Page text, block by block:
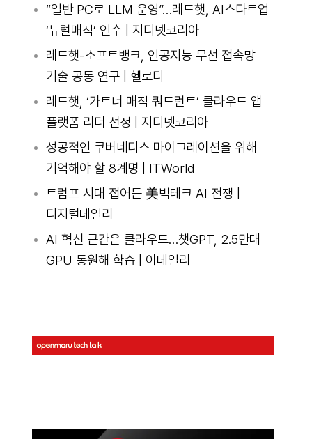
“일반 PC로 LLM 운영”…레드햇, AI스타트업
‘뉴럴매직’ 인수 | 지디넷코리아
레드햇-소프트뱅크, 인공지능 무선 접속망
기술 공동 연구 | 헬로티
레드햇, ‘가트너 매직 쿼드런트’ 클라우드 앱
플랫폼 리더 선정 | 지디넷코리아
성공적인 쿠버네티스 마이그레이션을 위해
기억해야 할 8계명 | ITWorld
트럼프 시대 접어든 美빅테크 AI 전쟁 |
디지털데일리
AI 혁신 근간은 클라우드…챗GPT, 2.5만대
GPU 동원해 학습 | 이데일리